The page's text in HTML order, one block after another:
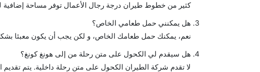
كثير من خطوط طيران درجة رجال الأعمال توفر مساحة إضافية
هل يمكنني حمل طعامي الخاص؟
نعم، يمكنك حمل طعامك الخاص، و لكن يجب أن يكون معبئا
هل سيقدم لي الكحول على متن رحلة من إلى هونغ كونغ؟
لا تقدم شركة الطيران الكحول على متن رحلة داخلية. يتم